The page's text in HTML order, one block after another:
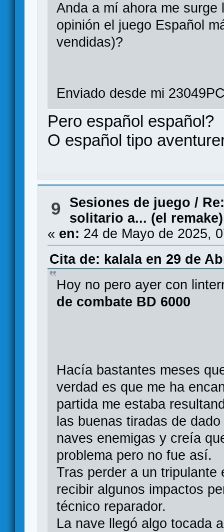
Anda a mí ahora me
opinión el juego Español
vendidas)?
Enviado desde mi
Pero español español?
O español tipo
9 Sesiones de juego /
solitario a... (el remake)
« en: 24 de Mayo de 2025,
Cita de: kalala en 29 de
Hoy no pero ayer con
de combate BD 6000
Hacía bastantes meses
verdad es que me ha
partida me estaba
las buenas tiradas de
naves enemigas y creía
problema pero no fue así.
Tras perder a un tripulante
recibir algunos impactos
técnico reparador.
La nave llegó algo tocada